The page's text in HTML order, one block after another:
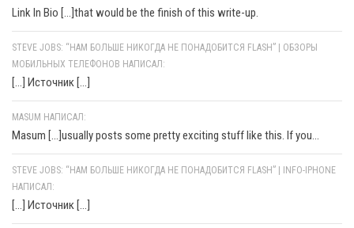
Link In Bio [...]that would be the finish of this write-up.
STEVE JOBS: “НАМ БОЛЬШЕ НИКОГДА НЕ ПОНАДОБИТСЯ FLASH” | ОБЗОРЫ
МОБИЛЬНЫХ ТЕЛЕФОНОВ НАПИСАЛ:
[…] Источник […]
MASUM НАПИСАЛ:
Masum [...]usually posts some pretty exciting stuff like this. If you...
STEVE JOBS: “НАМ БОЛЬШЕ НИКОГДА НЕ ПОНАДОБИТСЯ FLASH” | INFO-IPHONE
НАПИСАЛ:
[…] Источник […]